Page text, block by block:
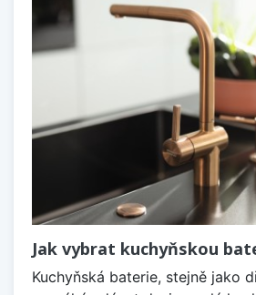
Jak vybrat kuchyňskou
Kuchyňská baterie, stejně jako